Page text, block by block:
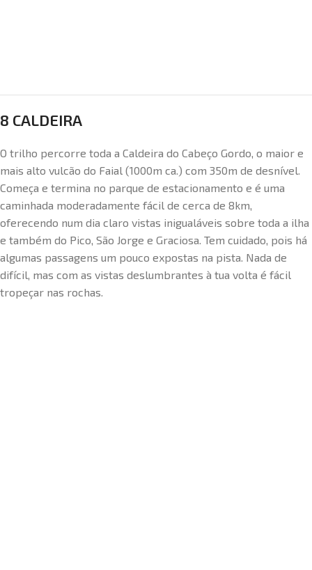
8 CALDEIRA
O trilho percorre toda a Caldeira do Cabeço Gordo, o maior e
mais alto vulcão do Faial (1000m ca.) com 350m de desnível.
Começa e termina no parque de estacionamento e é uma
caminhada moderadamente fácil de cerca de 8km,
oferecendo num dia claro vistas inigualáveis sobre toda a ilha
e também do Pico, São Jorge e Graciosa. Tem cuidado, pois há
algumas passagens um pouco expostas na pista. Nada de
difícil, mas com as vistas deslumbrantes à tua volta é fácil
tropeçar nas rochas.